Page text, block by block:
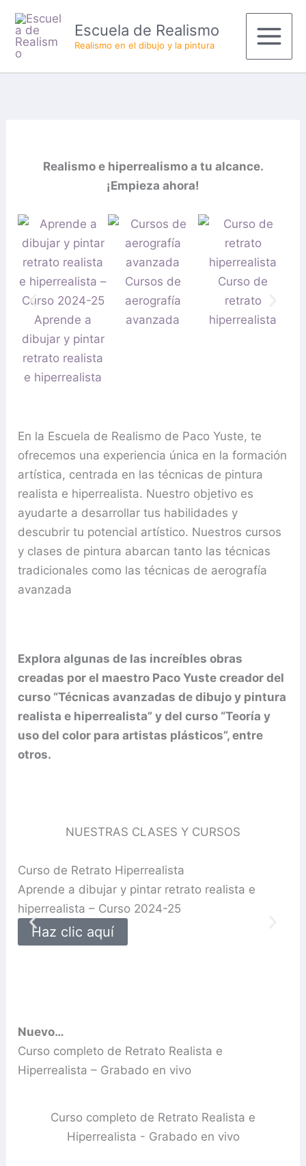
contenido
Escuela de Realismo
Realismo en el dibujo y la pintura
Main
Menu
Realismo e hiperrealismo a tu alcance.
¡Empieza ahora!
Aprende a
dibujar y pintar
retrato realista
e hiperrealista
Cursos de
aerografía
avanzada
Curso de
retrato
hiperrealista
En la Escuela de Realismo de Paco Yuste, te
ofrecemos una experiencia única en la formación
artística, centrada en las técnicas de pintura
realista e hiperrealista. Nuestro objetivo es
ayudarte a desarrollar tus habilidades y
descubrir tu potencial artístico. Nuestros cursos
y clases de pintura abarcan tanto las técnicas
tradicionales como las técnicas de aerografía
avanzada
Explora algunas de las increíbles obras
creadas por el maestro Paco Yuste creador del
curso “Técnicas avanzadas de dibujo y pintura
realista e hiperrealista” y del curso “Teoría y
uso del color para artistas plásticos”, entre
otros.
NUESTRAS CLASES Y CURSOS
Curso de Retrato Hiperrealista
Aprende a dibujar y pintar retrato realista e
hiperrealista – Curso 2024-25
Haz clic aquí
Nuevo…
Curso completo de Retrato Realista e
Hiperrealista – Grabado en vivo
Curso completo de Retrato Realista e
Hiperrealista - Grabado en vivo